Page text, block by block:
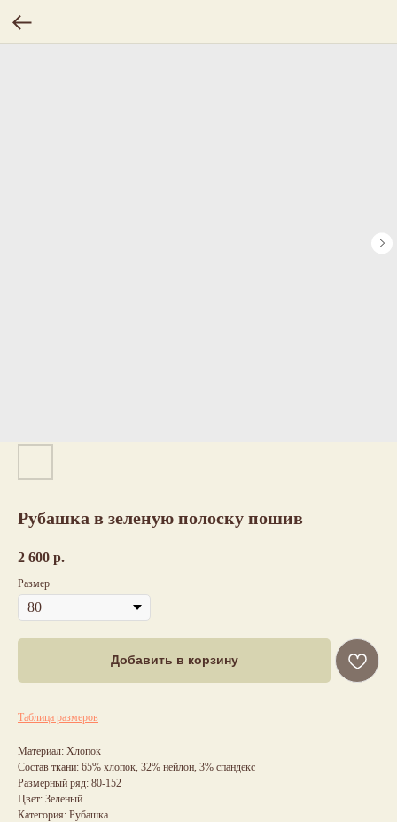
Рубашка в зеленую полоску пошив
2 600 р.
Размер
Добавить в корзину
Таблица размеров
Материал: Хлопок
Состав ткани: 65% хлопок, 32% нейлон, 3% спандекс
Размерный ряд: 80-152
Цвет: Зеленый
Категория: Рубашка